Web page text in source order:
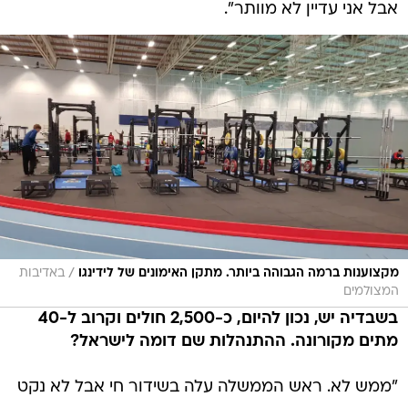
אבל אני עדיין לא מוותר".
מקצוענות ברמה הגבוהה ביותר. מתקן האימונים של לידינגו / באדיבות
המצולמים
בשבדיה יש, נכון להיום, כ-2,500 חולים וקרוב ל-40
מתים מקורונה. ההתנהלות שם דומה לישראל?
"ממש לא. ראש הממשלה עלה בשידור חי אבל לא נקט